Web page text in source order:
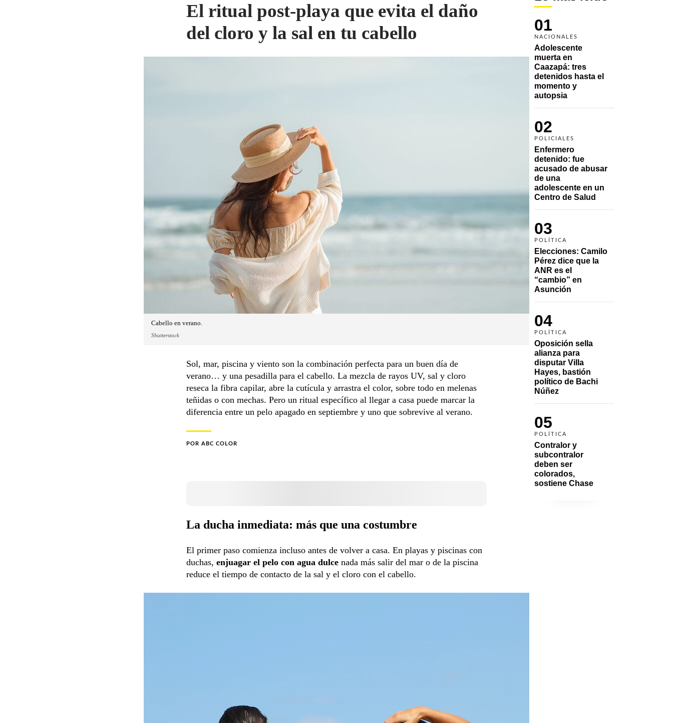
01
NACIONALES
Adolescente
muerta en
Caazapá: tres
detenidos hasta el
momento y
autopsia
02
POLICIALES
Enfermero
detenido: fue
acusado de abusar
de una
adolescente en un
Centro de Salud
03
POLÍTICA
Elecciones: Camilo
Pérez dice que la
ANR es el
“cambio” en
Asunción
04
POLÍTICA
Oposición sella
alianza para
disputar Villa
Hayes, bastión
político de Bachi
Núñez
05
POLÍTICA
Contralor y
subcontralor
deben ser
colorados,
sostiene Chase
El ritual post-playa que evita el daño
del cloro y la sal en tu cabello
Cabello en verano.
Shutterstock
Sol, mar, piscina y viento son la combinación perfecta para un buen día de
verano… y una pesadilla para el cabello. La mezcla de rayos UV, sal y cloro
reseca la fibra capilar, abre la cutícula y arrastra el color, sobre todo en melenas
teñidas o con mechas. Pero un ritual específico al llegar a casa puede marcar la
diferencia entre un pelo apagado en septiembre y uno que sobrevive al verano.
POR ABC COLOR
La ducha inmediata: más que una costumbre
El primer paso comienza incluso antes de volver a casa. En playas y piscinas con
duchas, enjuagar el pelo con agua dulce nada más salir del mar o de la piscina
reduce el tiempo de contacto de la sal y el cloro con el cabello.